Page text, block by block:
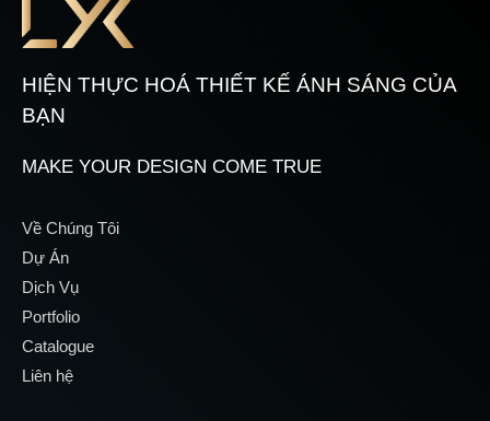
HIỆN THỰC HOÁ THIẾT KẾ ÁNH SÁNG CỦA
BẠN
MAKE YOUR DESIGN COME TRUE
Về Chúng Tôi
Dự Án
Dịch Vụ
Portfolio
Catalogue
Liên hệ